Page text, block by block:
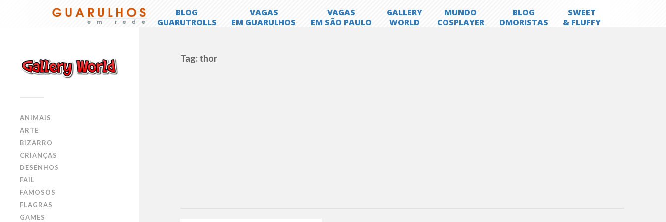
ANIMAIS
ARTE
BIZARRO
CRIANÇAS
DESENHOS
FAIL
FAMOSOS
FLAGRAS
GAMES
Tag: thor